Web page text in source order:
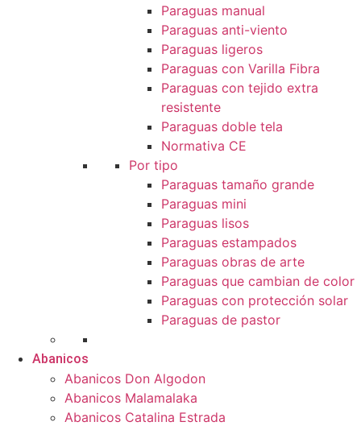
Paraguas manual
Paraguas anti-viento
Paraguas ligeros
Paraguas con Varilla Fibra
Paraguas con tejido extra
resistente
Paraguas doble tela
Normativa CE
Por tipo
Paraguas tamaño grande
Paraguas mini
Paraguas lisos
Paraguas estampados
Paraguas obras de arte
Paraguas que cambian de color
Paraguas con protección solar
Paraguas de pastor
Abanicos
Abanicos Don Algodon
Abanicos Malamalaka
Abanicos Catalina Estrada